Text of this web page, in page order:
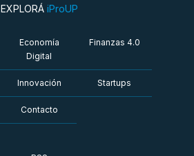
EXPLORÁ iProUP
Economía
Digital
Finanzas 4.0
Innovación Startups
Contacto